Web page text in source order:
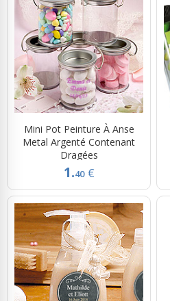
Mini Pot Peinture À Anse
Metal Argenté Contenant
Dragées
1.40 €